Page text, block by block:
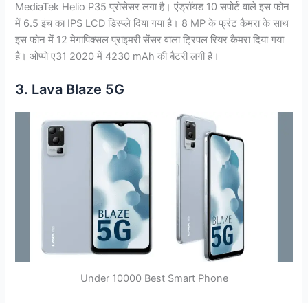
MediaTek Helio P35 प्रोसेसर लगा है। एंड्रॉयड 10 सपोर्ट वाले इस फोन
में 6.5 इंच का IPS LCD डिस्प्ले दिया गया है। 8 MP के फ्रंट कैमरा के साथ
इस फोन में 12 मेगापिक्सल प्राइमरी सेंसर वाला ट्रिपल रियर कैमरा दिया गया
है। ओप्पो ए31 2020 में 4230 mAh की बैटरी लगी है।
3. Lava Blaze 5G
Under 10000 Best Smart Phone